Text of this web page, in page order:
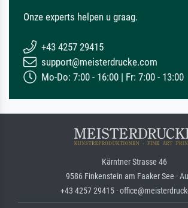
Onze experts helpen u graag.
+43 4257 29415
support@meisterdrucke.com
Mo-Do: 7:00 - 16:00 | Fr: 7:00 - 13:00
Kärntner Strasse 46
9586 Finkenstein am Faaker See ·
+43 4257 29415 ·